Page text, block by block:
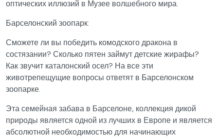
оптических иллюзий в Музее волшебного мира.
Барселонский зоопарк:
Сможете ли вы победить комодского дракона в
состязании? Сколько пятен займут детские жирафы?
Как звучит каталонский осел? На все эти
животрепещущие вопросы ответят в Барселонском
зоопарке.
Эта семейная забава в Барселоне, коллекция дикой
природы является одной из лучших в Европе и является
абсолютной необходимостью для начинающих